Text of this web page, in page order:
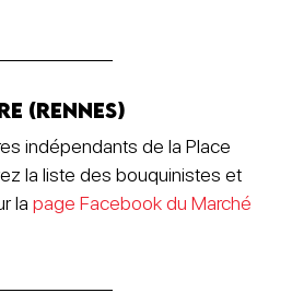
(Rennes)
indépendants de la Place
la liste des bouquinistes et
la page Facebook du Marché